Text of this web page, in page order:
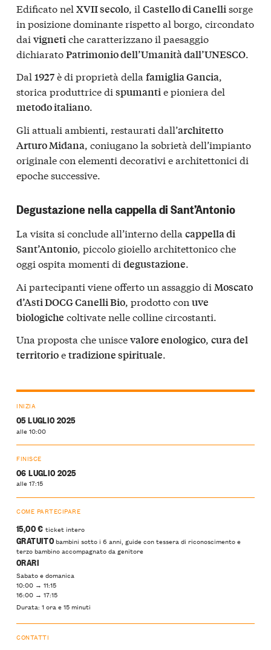
Edificato nel XVII secolo, il Castello di Canellisorge
in posizione dominante rispetto al borgo, circondato
dai vignetiche caratterizzano il paesaggio
dichiaratoPatrimonio dell’Umanità dall’UNESCO.
Dal 1927è di proprietà della famiglia Gancia,
storica produttrice di spumantie pioniera del
metodo italiano.
Gli attuali ambienti, restaurati dall’architetto
Arturo Midana, coniugano la sobrietà dell’impianto
originale con elementi decorativi e architettonici di
epoche successive.
Degustazione nella cappella di Sant’Antonio
La visita si conclude all’interno della cappella di
Sant’Antonio, piccolo gioiello architettonico che
oggi ospita momenti di degustazione.
Ai partecipanti viene offerto un assaggio di Moscato
d’Asti DOCG Canelli Bio, prodotto con uve
biologiche coltivate nelle colline circostanti.
Una proposta che uniscevalore enologico, cura del
territorioetradizione spirituale.
INIZIA
05 LUGLIO 2025
alle 10:00
FINISCE
06 LUGLIO 2025
alle 17:15
COME PARTECIPARE
15,00€ ticket intero
GRATUITObambini sotto i 6 anni, guide con tessera di riconoscimento e
terzo bambino accompagnato da genitore
ORARI
Sabato e domanica
10:00 → 11:15
16:00 → 17:15
Durata: 1 ora e 15 minuti
CONTATTI